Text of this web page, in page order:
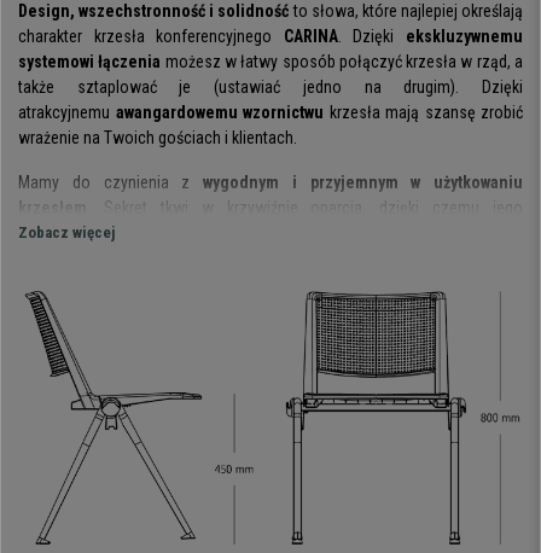
Design, wszechstronność i solidnośćto słowa, które najlepiej określają
charakter krzesła konferencyjnego CARINA. Dzięki ekskluzywnemu
systemowi łączenia możesz w łatwy sposób połączyć krzesła w rząd, a
także sztaplować je (ustawiać jedno na drugim). Dzięki
atrakcyjnemu awangardowemu wzornictwu krzesła mają szansę zrobić
wrażenie na Twoich gościach i klientach.
Mamy do czynienia z wygodnym i przyjemnym w użytkowaniu
. Sekret tkwi w krzywiźnie oparcia, dzięki czemu jego
ergonomiczny kształt pozwala na długotrwałe użytkowanie. Niewielkie
nadopasowanie do użytkowników o różnych rozmiarach.
Z punktu widzenia wszechstronności to krzesło ma dwie wielkie zalety. Z
jednej strony
w kolumnę o wysokości prawie 20
razy przewyższającej krzesło. Z drugiej stronymożna łączyć je bokami w
. Wszystko to dzięki innowacyjnemu, opatentowanemu systemowi,
który zapewnia doskonałą wytrzymałość i bezpieczeństwo.
Ta wersja ma została wykonana ze wzmocnionego plastyku.
odporny i łatwy do czyszczenia
Zobacz więcej